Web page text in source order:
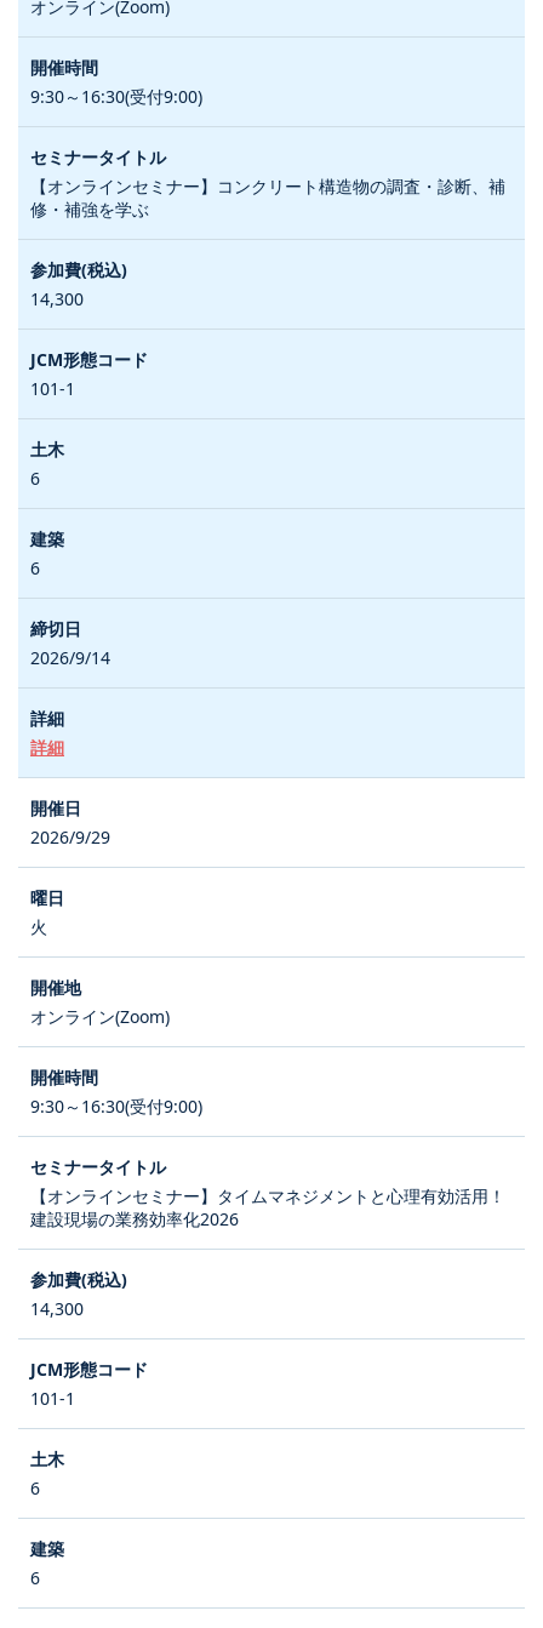
オンライン(Zoom)
9:30～16:30(受付9:00)
【オンラインセミナー】コンクリート構造物の調査・診断、補
修・補強を学ぶ
14,300
101-1
6
6
2026/9/14
詳細
2026/9/29
火
オンライン(Zoom)
9:30～16:30(受付9:00)
【オンラインセミナー】タイムマネジメントと心理有効活用！
建設現場の業務効率化2026
14,300
101-1
6
6